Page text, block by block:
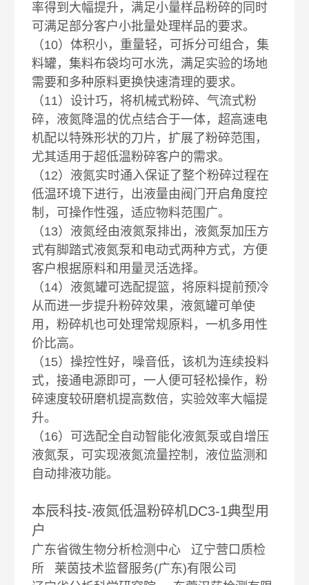
率得到大幅提升，满足小量样品粉碎的同时
可满足部分客户小批量处理样品的要求。
（10）体积小，重量轻，可拆分可组合，集
料罐，集料布袋均可水洗，满足实验的场地
需要和多种原料更换快速清理的要求。
（11）设计巧，将机械式粉碎、气流式粉
碎，液氮降温的优点结合于一体，超高速电
机配以特殊形状的刀片，扩展了粉碎范围，
尤其适用于超低温粉碎客户的需求。
（12）液氮实时通入保证了整个粉碎过程在
低温环境下进行，出液量由阀门开启角度控
制，可操作性强，适应物料范围广。
（13）液氮经由液氮泵排出，液氮泵加压方
式有脚踏式液氮泵和电动式两种方式，方便
客户根据原料和用量灵活选择。
（14）液氮罐可选配提篮，将原料提前预冷
从而进一步提升粉碎效果，液氮罐可单使
用，粉碎机也可处理常规原料，一机多用性
价比高。
（15）操控性好，噪音低，该机为连续投料
式，接通电源即可，一人便可轻松操作，粉
碎速度较研磨机提高数倍，实验效率大幅提
升。
（16）可选配全自动智能化液氮泵或自增压
液氮泵，可实现液氮流量控制，液位监测和
自动排液功能。
本辰科技-液氮低温粉碎机DC3-1典型用
户
广东省微生物分析检测中心 辽宁营口质检
所 莱茵技术监督服务(广东)有限公司